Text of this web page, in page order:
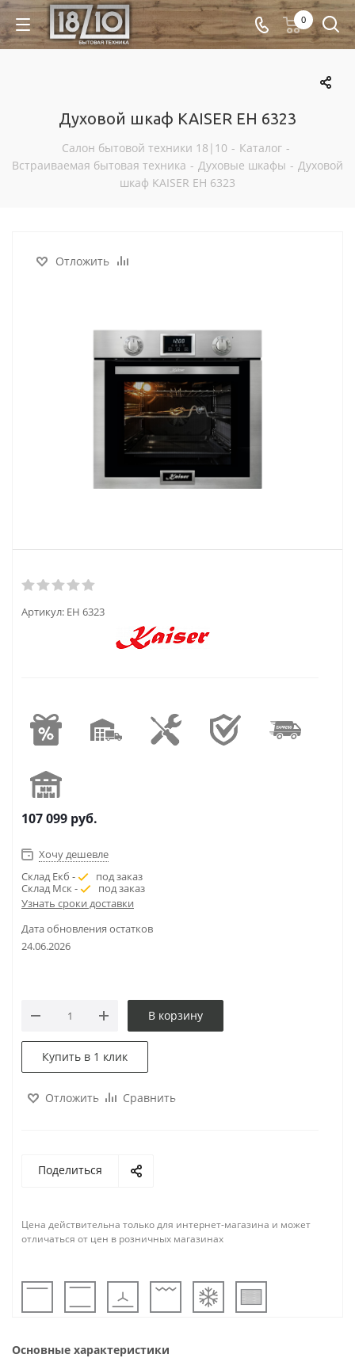
0
Духовой шкаф KAISER EH 6323
Салон бытовой техники 18|10 - Каталог -
Встраиваемая бытовая техника - Духовые шкафы - Духовой
шкаф KAISER EH 6323
Отложить
Артикул: EH 6323
107 099 руб.
Хочу дешевле
Склад Екб -
под заказ
Склад Мск -
под заказ
Узнать сроки доставки
Дата обновления остатков
24.06.2026
В корзину
Купить в 1 клик
Отложить Сравнить
Поделиться
Цена действительна только для интернет-магазина и может
отличаться от цен в розничных магазинах
Основные характеристики